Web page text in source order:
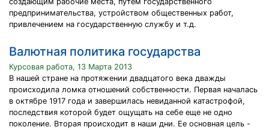
предпринимательства, устройством общественных работ,
привлечением на государственную службу и т.д.
Валютная политика государства
Курсовая работа, 13 Марта 2013
В нашей стране на протяжении двадцатого века дважды
происходила ломка отношений собственности. Первая началась
в октябре 1917 года и завершилась невиданной катастрофой,
последствия которой будет ощущать на себе еще не одно
поколение. Вторая происходит в наши дни. Ее основная цель -